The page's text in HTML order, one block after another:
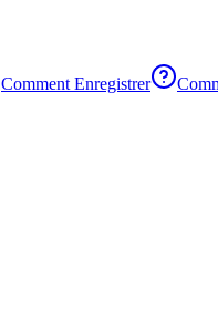
Comment Enregistrer